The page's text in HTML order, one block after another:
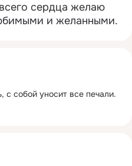
сердца желаю
и желанными.
с собой уносит все печали.